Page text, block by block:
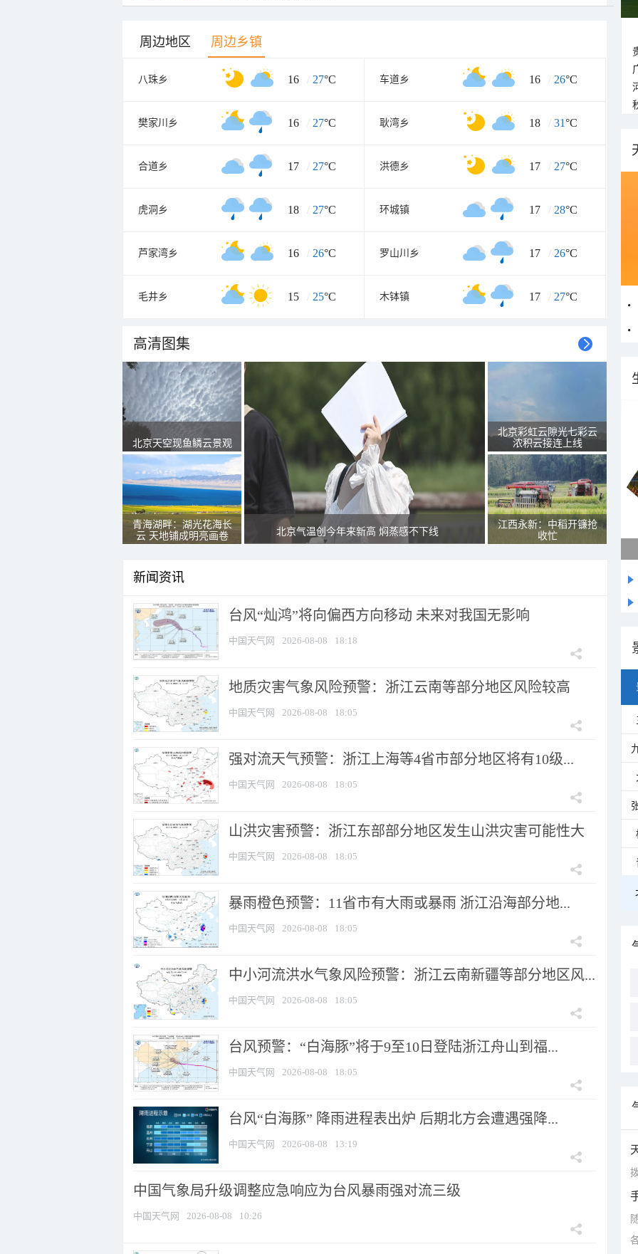
周边地区 周边乡镇
八珠乡 16 / 27°C 车道乡 16 / 26°C
樊家川乡 16 / 27°C 耿湾乡 18 / 31°C
合道乡 17 / 27°C 洪德乡 17 / 27°C
虎洞乡 18 / 27°C 环城镇 17 / 28°C
芦家湾乡 16 / 26°C 罗山川乡 17 / 26°C
毛井乡 15 / 25°C 木钵镇 17 / 27°C
高清图集
北京天空现鱼鳞云景观
青海湖畔：湖光花海长
云 天地铺成明亮画卷
北京气温创今年来新高 焖蒸感不下线
北京彩虹云隙光七彩云
浓积云接连上线
江西永新：中稻开镰抢
收忙
新闻资讯
台风“灿鸿”将向偏西方向移动 未来对我国无影响
中国天气网 2026-08-08 18:18
地质灾害气象风险预警：浙江云南等部分地区风险较高
中国天气网 2026-08-08 18:05
强对流天气预警：浙江上海等4省市部分地区将有10级...
中国天气网 2026-08-08 18:05
山洪灾害预警：浙江东部部分地区发生山洪灾害可能性大
中国天气网 2026-08-08 18:05
暴雨橙色预警：11省市有大雨或暴雨 浙江沿海部分地...
中国天气网 2026-08-08 18:05
中小河流洪水气象风险预警：浙江云南新疆等部分地区风...
中国天气网 2026-08-08 18:05
台风预警：“白海豚”将于9至10日登陆浙江舟山到福...
中国天气网 2026-08-08 18:05
台风“白海豚” 降雨进程表出炉 后期北方会遭遇强降...
中国天气网 2026-08-08 13:19
中国气象局升级调整应急响应为台风暴雨强对流三级
中国天气网 2026-08-08 10:26